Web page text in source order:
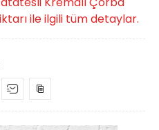
ile ilgili tüm detaylar.